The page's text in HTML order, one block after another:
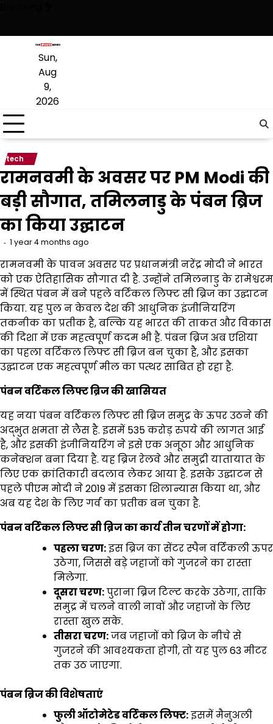
content
Sun,
Aug
9,
2026
tech
रामनवमी के अवसर पर PM Modi की
बड़ी सौगात, तमिलनाडु के पंबन ब्रिज
का किया उद्घाटन
1 year 4 months ago
रामनवमी के पावन अवसर पर प्रधानमंत्री नरेंद्र मोदी ने भारत
को एक ऐतिहासिक सौगात दी है. उन्होंने तमिलनाडु के रामेश्वरम
में स्थित पंबन में बने पहले वर्टिकल लिफ्ट सी ब्रिज का उद्घाटन
किया. यह पुल न केवल देश की आधुनिक इंजीनियरिंग
तकनीक का प्रतीक है, बल्कि यह भारत की ताकत और विकास
की दिशा में एक महत्वपूर्ण कदम भी है. पंबन ब्रिज अब एशिया
का पहला वर्टिकल लिफ्ट सी ब्रिज बन चुका है, और इसका
उद्घाटन एक महत्वपूर्ण मील का पत्थर साबित हो रहा है.
पंबन वर्टिकल लिफ्ट ब्रिज की खासियत
यह नया पंबन वर्टिकल लिफ्ट सी ब्रिज समुद्र के ऊपर उठने की
अद्भुत क्षमता से लैस है. इसमें 535 करोड़ रुपये की लागत आई
है, और इसकी इंजीनियरिंग ने इसे एक अनूठा और आधुनिक
कनेक्शन बना दिया है. यह ब्रिज रेलवे और समुद्री यातायात के
लिए एक क्रांतिकारी बदलाव लेकर आया है. इसके उद्घाटन से
पहले पीएम मोदी ने 2019 में इसका शिलान्यास किया था, और
अब यह देश के लिए गर्व का प्रतीक बन चुका है.
पंबन वर्टिकल लिफ्ट सी ब्रिज का कार्य तीन चरणों में होगा:
पहला चरण:इस ब्रिज का सेंटर स्पैन वर्टिकली ऊपर
उठेगा, जिससे बड़े जहाजों को गुजरने का रास्ता
मिलेगा.
दूसरा चरण:पुराना ब्रिज टिल्ट करके उठेगा, ताकि
समुद्र में चलने वाली नावों और जहाजों के लिए
रास्ता खुल सके.
तीसरा चरण:जब जहाजों को ब्रिज के नीचे से
गुजरने की आवश्यकता होगी, तो यह पुल 63 मीटर
तक उठ जाएगा.
पंबन ब्रिज की विशेषताएं
फुली ऑटोमेटेड वर्टिकल लिफ्ट:इसमें मैनुअली